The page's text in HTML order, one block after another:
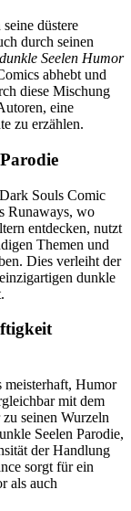
düstere
durch seinen
dunkle Seelen Humor
abhebt und
diese Mischung
eine
zu erzählen.
Souls Comic
Runaways, wo
entdecken, nutzt
Themen und
Dies verleiht der
dunkle
meisterhaft, Humor
mit dem
seinen Wurzeln
Seelen Parodie,
der Handlung
sorgt für ein
als auch